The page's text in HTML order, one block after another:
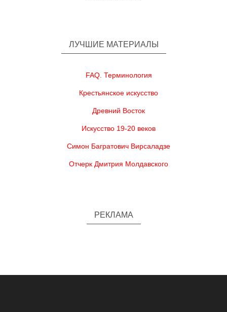
ЛУЧШИЕ МАТЕРИАЛЫ
FAQ. Терминология
Крестьянское искусство
Древний Восток
Искусство 19-20 веков
Симон Багратович Вирсаладзе
Отчерк Дмитрия Молдавского
РЕКЛАМА